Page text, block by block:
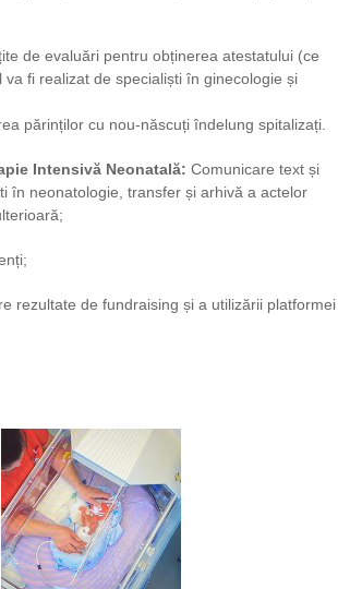
de evaluări pentru obținerea atestatului (ce
fi realizat de specialiști în ginecologie și
părinților cu nou-născuți îndelung spitalizați.
Intensivă Neonatală: Comunicare text și
în neonatologie, transfer și arhivă a actelor
rezultate de fundraising și a utilizării platformei